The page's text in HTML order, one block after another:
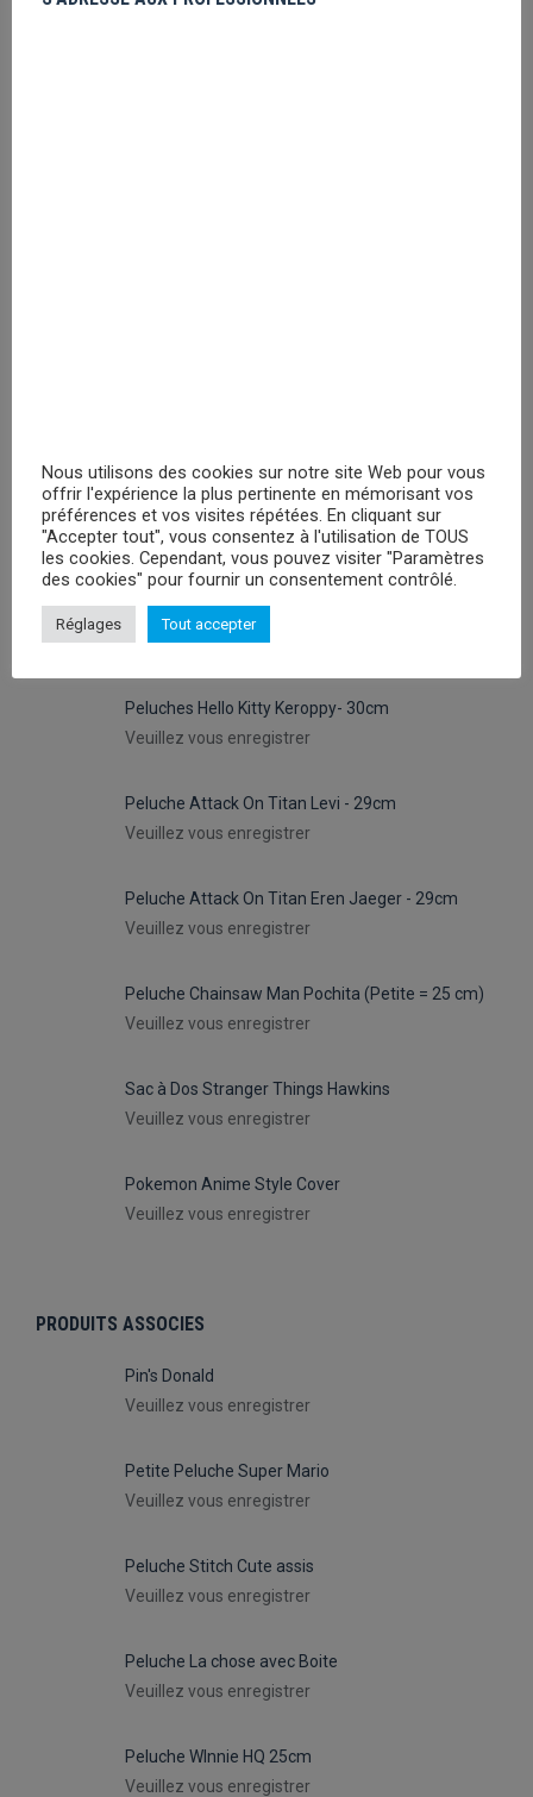
RECHERCHER
Peluches Hello Kitty Keroppy- 30cm
Veuillez vous enregistrer
Peluche Attack On Titan Levi - 29cm
Veuillez vous enregistrer
Peluche Attack On Titan Eren Jaeger - 29cm
Veuillez vous enregistrer
Peluche Chainsaw Man Pochita (Petite = 25 cm)
Veuillez vous enregistrer
Sac à Dos Stranger Things Hawkins
Veuillez vous enregistrer
Pokemon Anime Style Cover
Veuillez vous enregistrer
PRODUITS ASSOCIES
Pin's Donald
Veuillez vous enregistrer
Petite Peluche Super Mario
Veuillez vous enregistrer
Peluche Stitch Cute assis
Veuillez vous enregistrer
Peluche La chose avec Boite
Veuillez vous enregistrer
Peluche WInnie HQ 25cm
Veuillez vous enregistrer
Nous utilisons des cookies sur notre site Web pour vous
offrir l'expérience la plus pertinente en mémorisant vos
préférences et vos visites répétées. En cliquant sur
"Accepter tout", vous consentez à l'utilisation de TOUS
les cookies. Cependant, vous pouvez visiter "Paramètres
des cookies" pour fournir un consentement contrôlé.
Réglages Tout accepter